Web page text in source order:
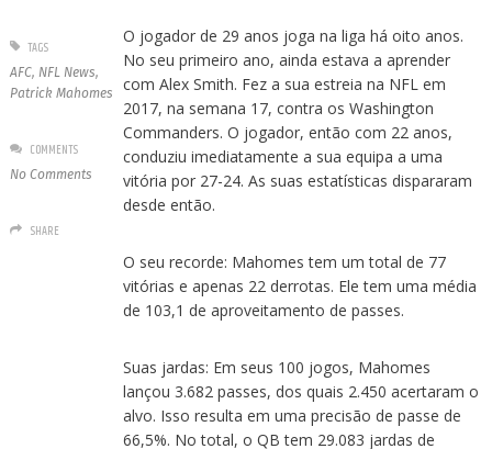
O jogador de 29 anos joga na liga há oito anos.
No seu primeiro ano, ainda estava a aprender
com Alex Smith. Fez a sua estreia na NFL em
2017, na semana 17, contra os Washington
Commanders. O jogador, então com 22 anos,
conduziu imediatamente a sua equipa a uma
vitória por 27-24. As suas estatísticas dispararam
desde então.
O seu recorde: Mahomes tem um total de 77
vitórias e apenas 22 derrotas. Ele tem uma média
de 103,1 de aproveitamento de passes.
Suas jardas: Em seus 100 jogos, Mahomes
lançou 3.682 passes, dos quais 2.450 acertaram o
alvo. Isso resulta em uma precisão de passe de
66,5%. No total, o QB tem 29.083 jardas de
TAGS
AFC, NFL News,
Patrick Mahomes
COMMENTS
No Comments
SHARE